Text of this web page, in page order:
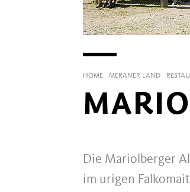
HOME MERANER LAND
Die Mariolberger
im urigen